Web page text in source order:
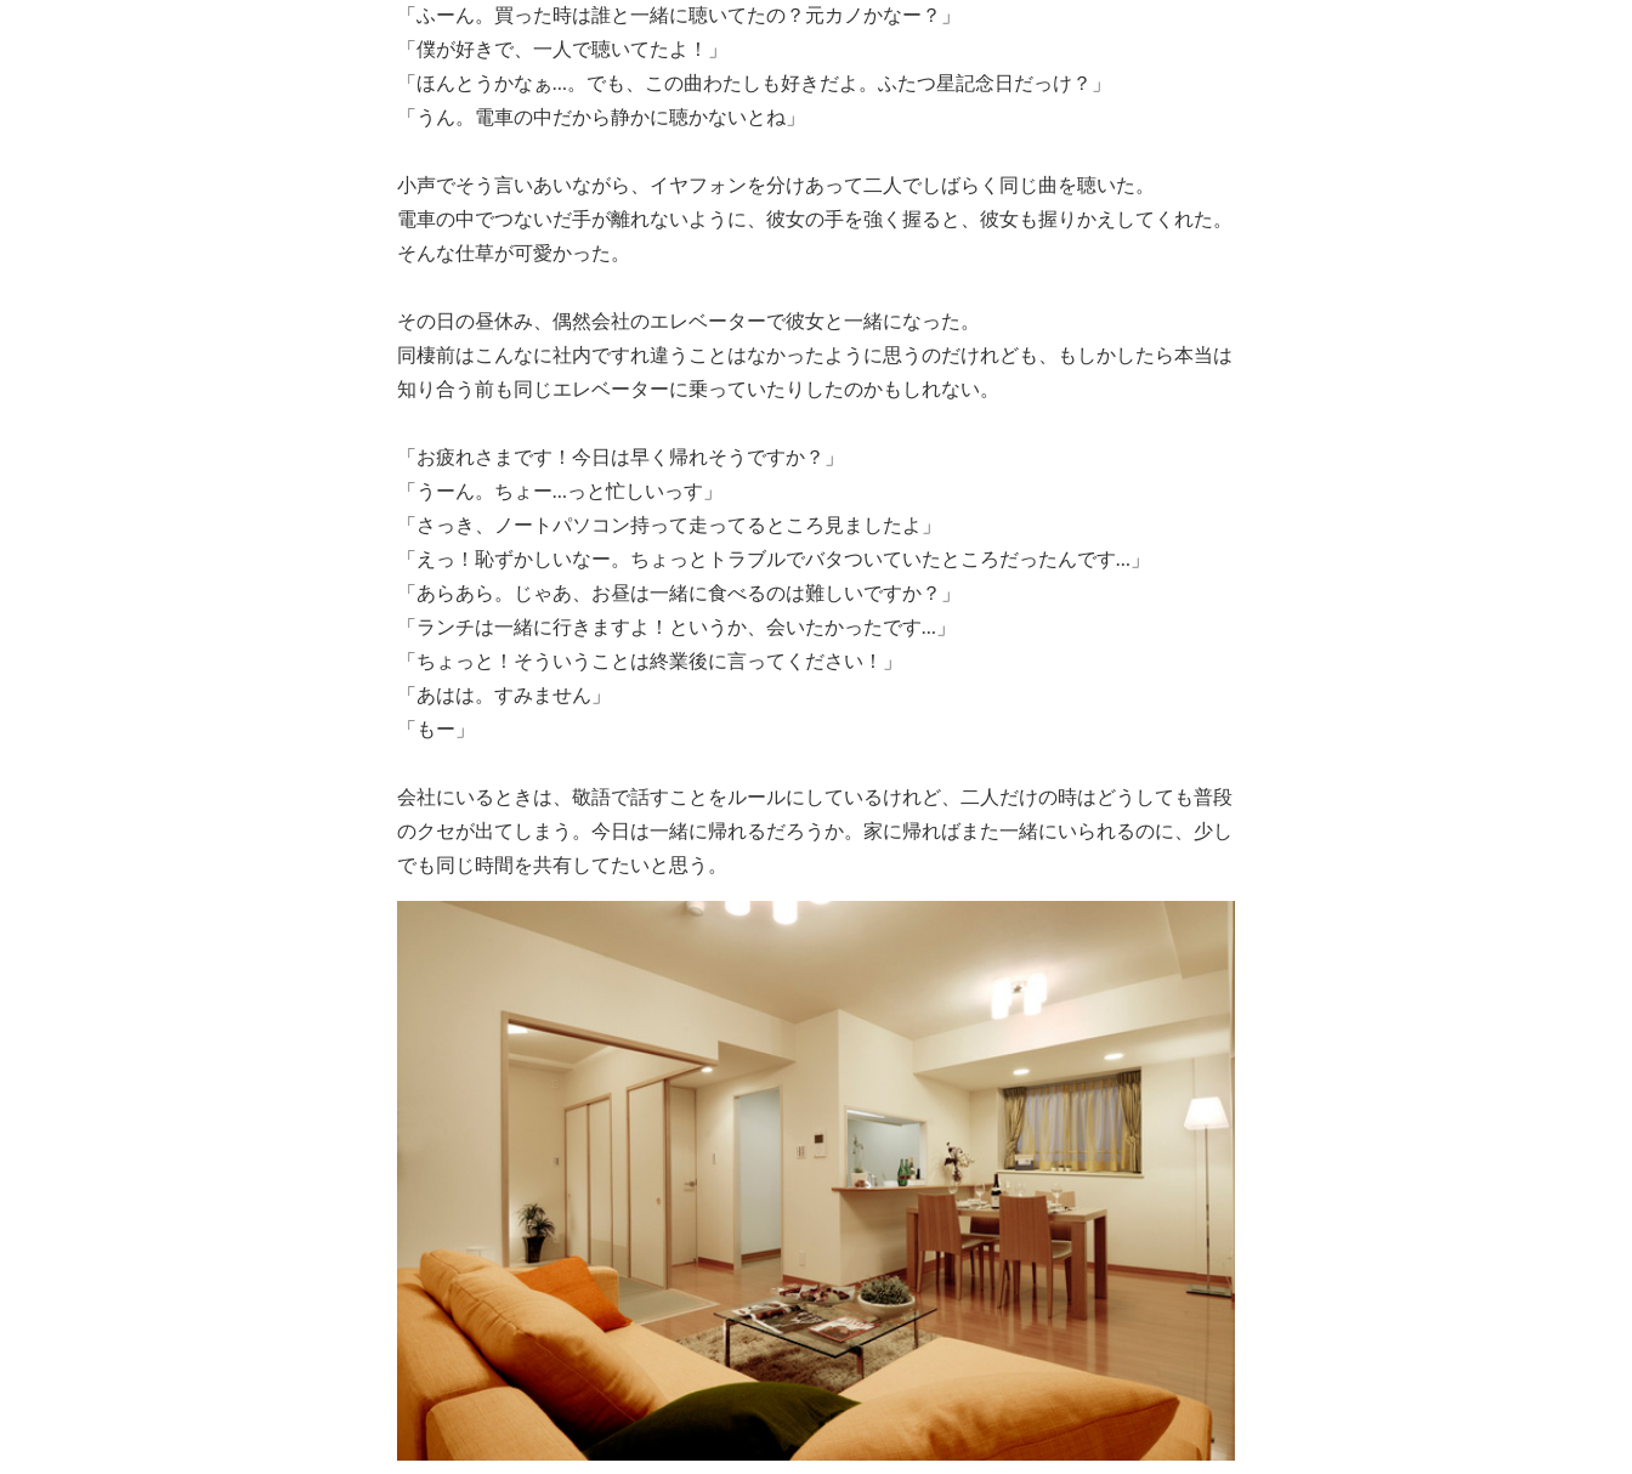
「ふーん。買った時は誰と一緒に聴いてたの？元カノかなー？」
「僕が好きで、一人で聴いてたよ！」
「ほんとうかなぁ…。でも、この曲わたしも好きだよ。ふたつ星記念日だっけ？」
「うん。電車の中だから静かに聴かないとね」
小声でそう言いあいながら、イヤフォンを分けあって二人でしばらく同じ曲を聴いた。
電車の中でつないだ手が離れないように、彼女の手を強く握ると、彼女も握りかえしてくれた。
そんな仕草が可愛かった。
その日の昼休み、偶然会社のエレベーターで彼女と一緒になった。
同棲前はこんなに社内ですれ違うことはなかったように思うのだけれども、もしかしたら本当は
知り合う前も同じエレベーターに乗っていたりしたのかもしれない。
「お疲れさまです！今日は早く帰れそうですか？」
「うーん。ちょー…っと忙しいっす」
「さっき、ノートパソコン持って走ってるところ見ましたよ」
「えっ！恥ずかしいなー。ちょっとトラブルでバタついていたところだったんです…」
「あらあら。じゃあ、お昼は一緒に食べるのは難しいですか？」
「ランチは一緒に行きますよ！というか、会いたかったです…」
「ちょっと！そういうことは終業後に言ってください！」
「あはは。すみません」
「もー」
会社にいるときは、敬語で話すことをルールにしているけれど、二人だけの時はどうしても普段
のクセが出てしまう。今日は一緒に帰れるだろうか。家に帰ればまた一緒にいられるのに、少し
でも同じ時間を共有してたいと思う。